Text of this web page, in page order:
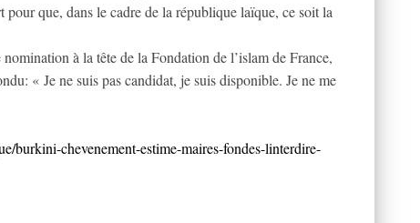
que, dans le cadre de la république laïque, ce soit la
à la tête de la Fondation de l’islam de France,
« Je ne suis pas candidat, je suis disponible. Je ne me
burkini-chevenement-estime-maires-fondes-linterdire-